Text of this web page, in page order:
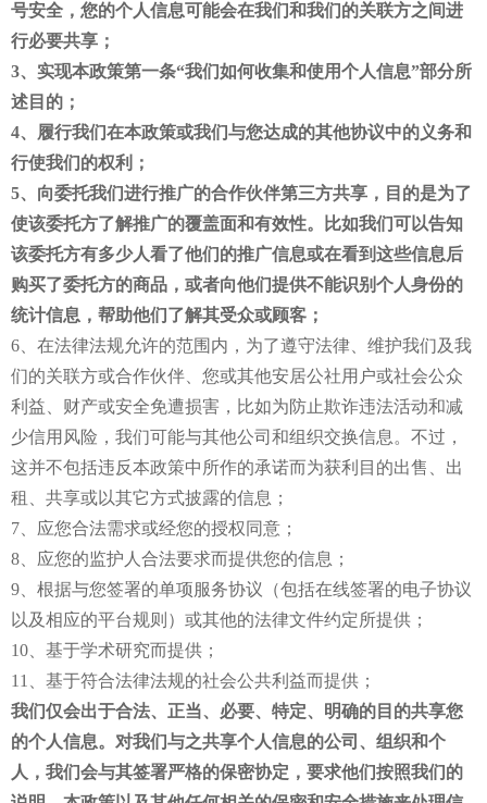
号安全，您的个人信息可能会在我们和我们的关联方之间进
行必要共享；
3、实现本政策第一条“我们如何收集和使用个人信息”部分所
述目的；
4、履行我们在本政策或我们与您达成的其他协议中的义务和
行使我们的权利；
5、向委托我们进行推广的合作伙伴第三方共享，目的是为了
使该委托方了解推广的覆盖面和有效性。比如我们可以告知
该委托方有多少人看了他们的推广信息或在看到这些信息后
购买了委托方的商品，或者向他们提供不能识别个人身份的
统计信息，帮助他们了解其受众或顾客；
6、在法律法规允许的范围内，为了遵守法律、维护我们及我
们的关联方或合作伙伴、您或其他安居公社用户或社会公众
利益、财产或安全免遭损害，比如为防止欺诈违法活动和减
少信用风险，我们可能与其他公司和组织交换信息。不过，
这并不包括违反本政策中所作的承诺而为获利目的出售、出
租、共享或以其它方式披露的信息；
7、应您合法需求或经您的授权同意；
8、应您的监护人合法要求而提供您的信息；
9、根据与您签署的单项服务协议（包括在线签署的电子协议
以及相应的平台规则）或其他的法律文件约定所提供；
10、基于学术研究而提供；
11、基于符合法律法规的社会公共利益而提供；
我们仅会出于合法、正当、必要、特定、明确的目的共享您
的个人信息。对我们与之共享个人信息的公司、组织和个
人，我们会与其签署严格的保密协定，要求他们按照我们的